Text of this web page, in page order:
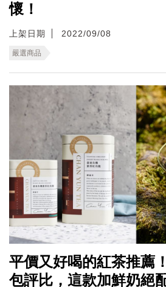
懷！
上架日期 2022/09/08
嚴選商品
平價又好喝的紅茶推薦
包評比，這款加鮮奶絕